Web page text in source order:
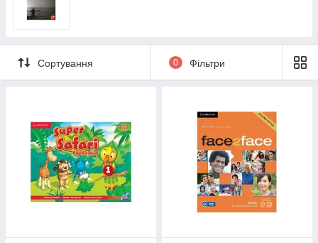
Сортування 0 Фільтри